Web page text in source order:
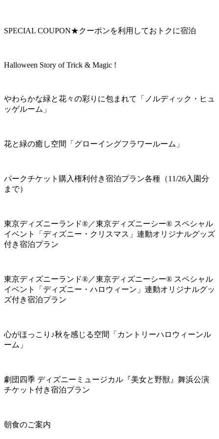
SPECIAL COUPON★クーポンを利用しておトクに宿泊
Halloween Story of Trick & Magic !
やわらかな緑と花々の彩りに包まれて「ノルディック・ヒュ
ッゲルーム」
花と緑の癒し空間「グローイングフラワールーム」
パークチケット購入権利付き宿泊プラン各種（11/26入園分
まで）
東京ディズニーランド®／東京ディズニーシー® スペシャル
イベント「ディズニー・クリスマス」連動オリジナルグッズ
付き宿泊プラン
東京ディズニーランド®／東京ディズニーシー® スペシャル
イベント「ディズニー・ハロウィーン」連動オリジナルグッ
ズ付き宿泊プラン
心がほっこり♪秋を感じる空間「カントリーハロウィーンル
ーム」
劇団四季 ディズニーミュージカル『美女と野獣』舞浜公演
チケット付き宿泊プラン
朝食のご案内